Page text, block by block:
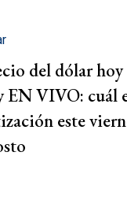
del dólar
EN VIVO: cuál
este